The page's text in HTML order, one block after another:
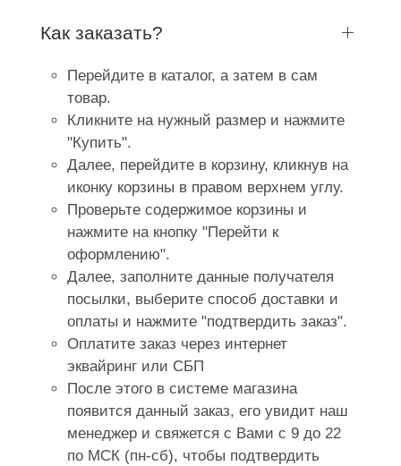
Как заказать?
Перейдите в каталог, а затем в сам
товар.
Кликните на нужный размер и нажмите
"Купить".
Далее, перейдите в корзину, кликнув на
иконку корзины в правом верхнем углу.
Проверьте содержимое корзины и
нажмите на кнопку "Перейти к
оформлению".
Далее, заполните данные получателя
посылки, выберите способ доставки и
оплаты и нажмите "подтвердить заказ".
Оплатите заказ через интернет
эквайринг или СБП
После этого в системе магазина
появится данный заказ, его увидит наш
менеджер и свяжется с Вами с 9 до 22
по МСК (пн-сб), чтобы подтвердить